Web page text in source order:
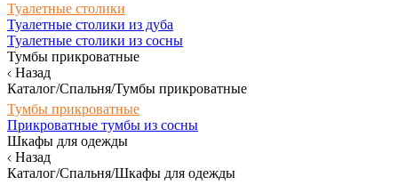
Туалетные столики
Туалетные столики из дуба
Туалетные столики из сосны
Тумбы прикроватные
Назад
Каталог/Спальня/Тумбы прикроватные
Тумбы прикроватные
Прикроватные тумбы из сосны
Шкафы для одежды
Назад
Каталог/Спальня/Шкафы для одежды